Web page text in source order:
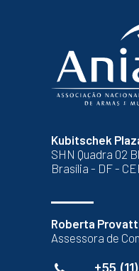
Kubitschek
SHN Quadra 02
Brasília - DF -
Roberta
Assessora de
+55